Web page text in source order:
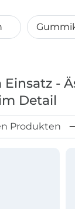
-
Detail